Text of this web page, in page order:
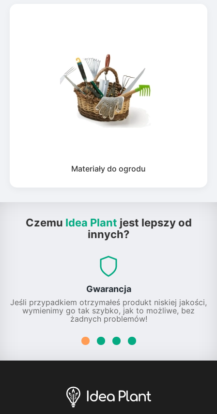
Materiały do ogrodu
Czemu Idea Plant jest lepszy od
innych?
Gwarancja
Jeśli przypadkiem otrzymałeś produkt niskiej jakości,
wymienimy go tak szybko, jak to możliwe, bez
żadnych problemów!